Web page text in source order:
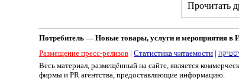
Прочитать
Потребитель — Новые товары, услуги и мероприятия в
Размещение пресс-релизов | Статистика читаемости |
Весь материал, размещённый на сайте, является
фирмы и PR агентства, предоставляющие информацию.